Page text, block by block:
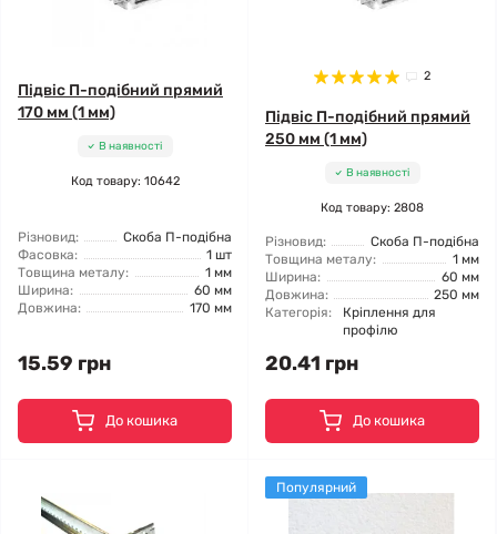
Підвіс П-подібний прямий
170 мм (1 мм)
В наявності
Код товару: 10642
Різновид:
Скоба П-подібна
Фасовка:
1 шт
Товщина металу:
1 мм
Ширина:
60 мм
Довжина:
170 мм
15.59 грн
До кошика
2
Підвіс П-подібний прямий
250 мм (1 мм)
В наявності
Код товару: 2808
Різновид:
Скоба П-подібна
Товщина металу:
1 мм
Ширина:
60 мм
Довжина:
250 мм
Категорія:
Кріплення для
профілю
20.41 грн
До кошика
Популярний